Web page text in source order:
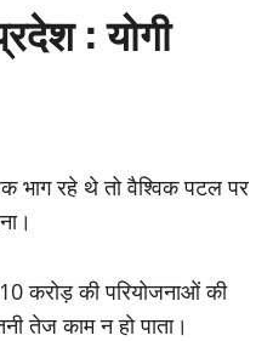
: योगी
भाग रहे थे तो वैश्विक पटल पर
करोड़ की परियोजनाओं की
तेज काम न हो पाता।